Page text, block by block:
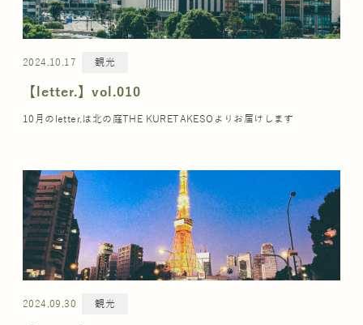
2024.10.17 観光
【letter.】vol.010
10月のletter.は北の庭THE KURETAKESOよりお届けします
2024.09.30 観光